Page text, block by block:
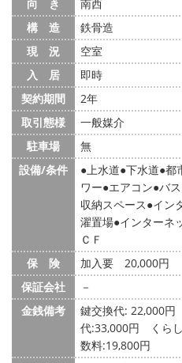
向 き
南西
構 造
鉄骨造
現 況
空室
入 居
即時
契約期間
2年
取引態様
一般媒介
駐車場
無
設備/条件
上水道 下水道 都
ワー エアコン バ
収納スペース イン
濯置場 インターネ
ＣＦ
保 険
加入要 20,000円
保証会社
－
金銭備考
鍵交換代: 22,000円
代:33,000円 くら
数料:19,800円